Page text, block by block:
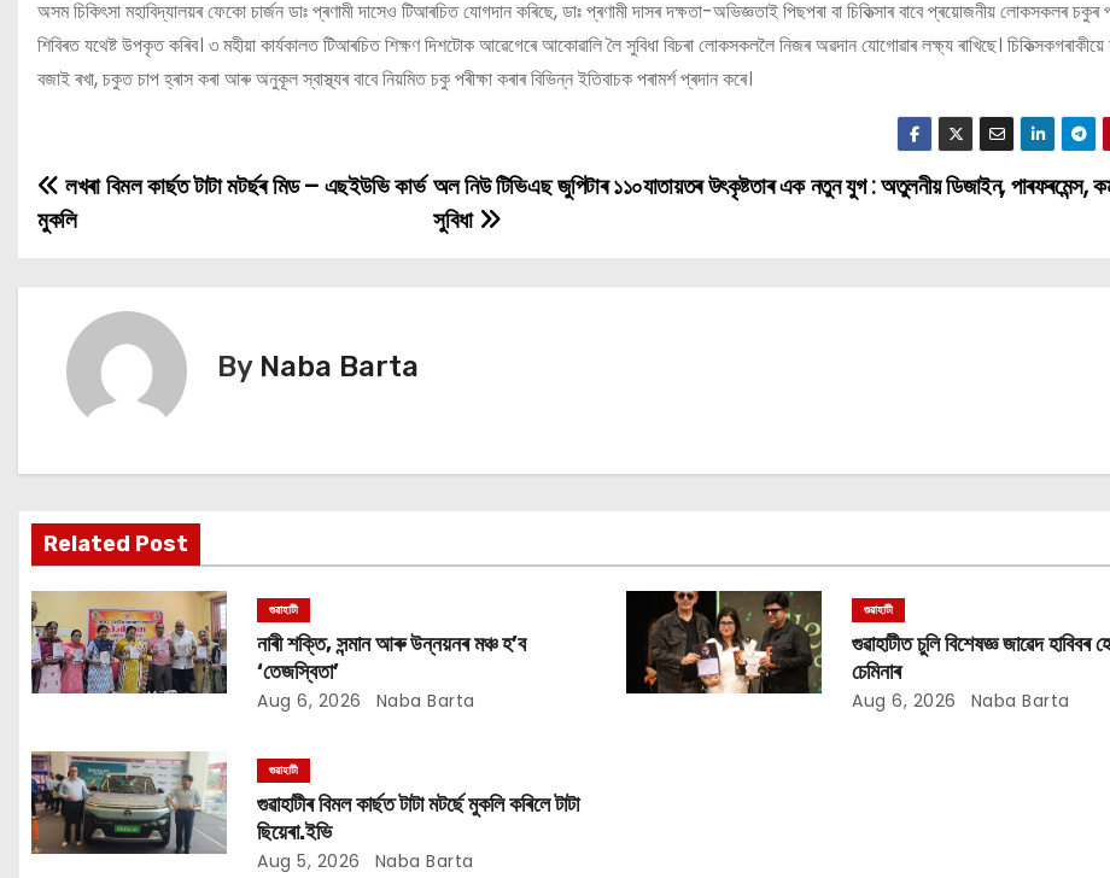
অসম চিকিৎসা মহাবিদ্যালয়ৰ ফেকো চাৰ্জন ডাঃ প্ৰণামী দাসেও টিআৰচিত যোগদান কৰিছে, ডাঃ প্ৰণামী দাসৰ দক্ষতা-অভিজ্ঞতাই পিছপৰা বা চিকিত্সাৰ বাবে প্ৰয়োজনীয় লোকসকলৰ চকুৰ
শিবিৰত যথেষ্ট উপকৃত কৰিব। ৩ মহীয়া কাৰ্যকালত টিআৰচিত শিক্ষণ দিশটোক আৱেগেৰে আকোৱালি লৈ সুবিধা বিচৰা লোকসকললৈ নিজৰ অৱদান যোগোৱাৰ লক্ষ্য ৰাখিছে।
বজাই ৰখা, চকুত চাপ হ্ৰাস কৰা আৰু অনুকূল স্বাস্থ্যৰ বাবে নিয়মিত চকু পৰীক্ষা কৰাৰ বিভিন্ন ইতিবাচক পৰামৰ্শ প্ৰদান কৰে।
P
o
s
i
g
a
t
i
o
n
অল নিউ টিভিএছ জুপিটাৰ ১১০যাতায়তৰ উৎকৃষ্টতাৰ এক নতুন যুগ : অতুলনীয় ডিজাইন, পাৰফৰমেন্স,
সুবিধা
লখৰা বিমল কাৰ্ছত টাটা মটৰ্ছৰ মিড – এছইউভি কাৰ্ভ
মুকলি
By Naba Barta
Related Post
গুৱাহাটী
নাৰী শক্তি, সন্মান আৰু উন্নয়নৰ মঞ্চ হ’ব
‘তেজস্বিতা’
Aug 6, 2026 Naba Barta
গুৱাহাটী
গুৱাহাটীত চুলি বিশেষজ্ঞ জাৱেদ হাবিবৰ
চেমিনাৰ
Aug 6, 2026 Naba Barta
গুৱাহাটী
গুৱাহাটীৰ বিমল কাৰ্ছত টাটা মটৰ্ছে মুকলি কৰিলে টাটা
ছিয়েৰা.ইভি
Aug 5, 2026 Naba Barta